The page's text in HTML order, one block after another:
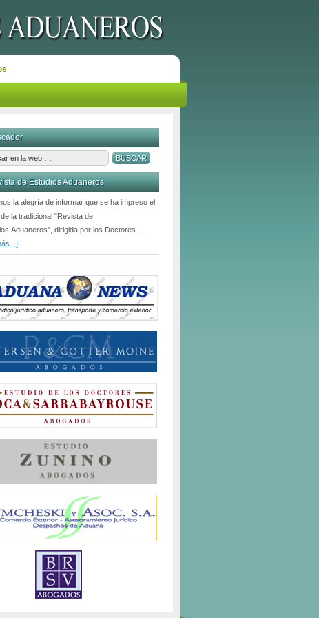
de Estudios Aduaneros
la alegría de informar que se ha impreso el
de la tradicional "Revista de
Aduaneros", dirigida por los Doctores …